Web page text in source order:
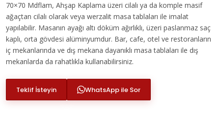
70×70 Mdflam, Ahşap Kaplama üzeri cilalı ya da komple masif
ağaçtan cilalı olarak veya werzalit masa tablaları ile imalat
yapılabilir. Masanın ayağı altı döküm ağırlıklı, üzeri paslanmaz saç
kaplı, orta gövdesi alüminyumdur. Bar, cafe, otel ve restoranların
iç mekanlarında ve dış mekana dayanıklı masa tablaları ile dış
mekanlarda da rahatlıkla kullanabilirsiniz.
Teklif İsteyin WhatsApp ile Sor